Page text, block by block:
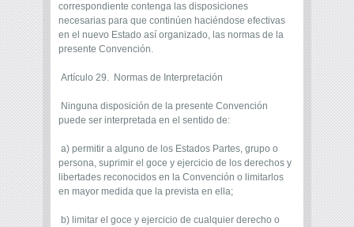
correspondiente contenga las disposiciones
necesarias para que continúen haciéndose efectivas
en el nuevo Estado así organizado, las normas de la
presente Convención.
Artículo 29. Normas de Interpretación
Ninguna disposición de la presente Convención
puede ser interpretada en el sentido de:
a) permitir a alguno de los Estados Partes, grupo o
persona, suprimir el goce y ejercicio de los derechos y
libertades reconocidos en la Convención o limitarlos
en mayor medida que la prevista en ella;
b) limitar el goce y ejercicio de cualquier derecho o